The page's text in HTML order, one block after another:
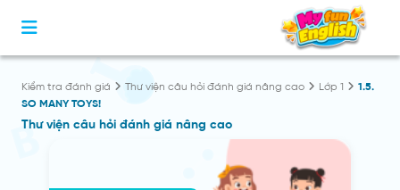
Kiểm tra đánh giá Thư viện câu hỏi đánh giá nâng cao Lớp 1
1.5.
SO MANY TOYS!
Thư viện câu hỏi đánh giá nâng cao